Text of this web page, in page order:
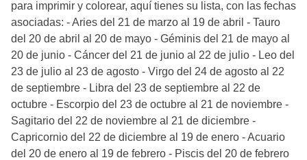
para imprimir y colorear, aquí tienes su lista, con las fechas
asociadas: - Aries del 21 de marzo al 19 de abril - Tauro
del 20 de abril al 20 de mayo - Géminis del 21 de mayo al
20 de junio - Cáncer del 21 de junio al 22 de julio - Leo del
23 de julio al 23 de agosto - Virgo del 24 de agosto al 22
de septiembre - Libra del 23 de septiembre al 22 de
octubre - Escorpio del 23 de octubre al 21 de noviembre -
Sagitario del 22 de noviembre al 21 de diciembre -
Capricornio del 22 de diciembre al 19 de enero - Acuario
del 20 de enero al 19 de febrero - Piscis del 20 de febrero